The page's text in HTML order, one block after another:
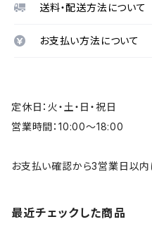
送料・配送方法について
お支払い方法について
定休日：火・土・日・祝日
営業時間：10:00～18:00
お支払い確認から3営業日以内
最近チェックした商品